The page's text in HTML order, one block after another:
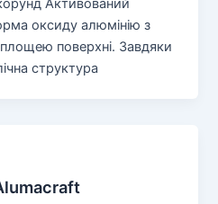
Активований
оксиду алюмінію з
поверхні. Завдяки
структура